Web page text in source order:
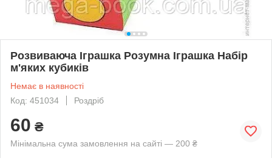
Розвиваюча Іграшка Розумна Іграшка Набір
м'яких кубиків
Немає в наявності
Код: 451034
Роздріб
60 ₴
Мінімальна сума замовлення на сайті — 200 ₴